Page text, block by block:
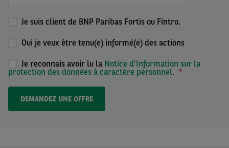
Je suis client de BNP Paribas Fortis ou Fintro.
Oui je veux être tenu(e) informé(e) des actions
Je reconnais avoir lu la Notice d’Information sur la
protection des données à caractère personnel.